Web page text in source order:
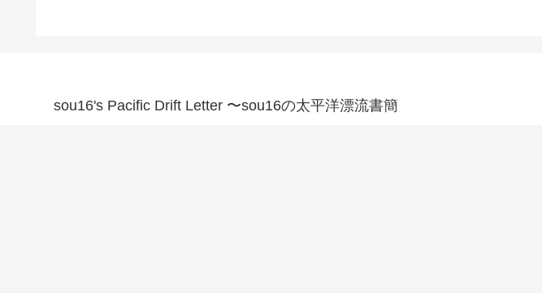
sou16's Pacific Drift Letter 〜sou16の太平洋漂流書簡